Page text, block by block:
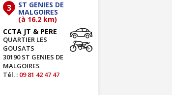
3 ST GENIES DE
MALGOIRES
(à 16.2 km)
CCTA JT & PERE
QUARTIER LES
GOUSATS
30190 ST GENIES DE
MALGOIRES
Tél. : 09 81 42 47 47